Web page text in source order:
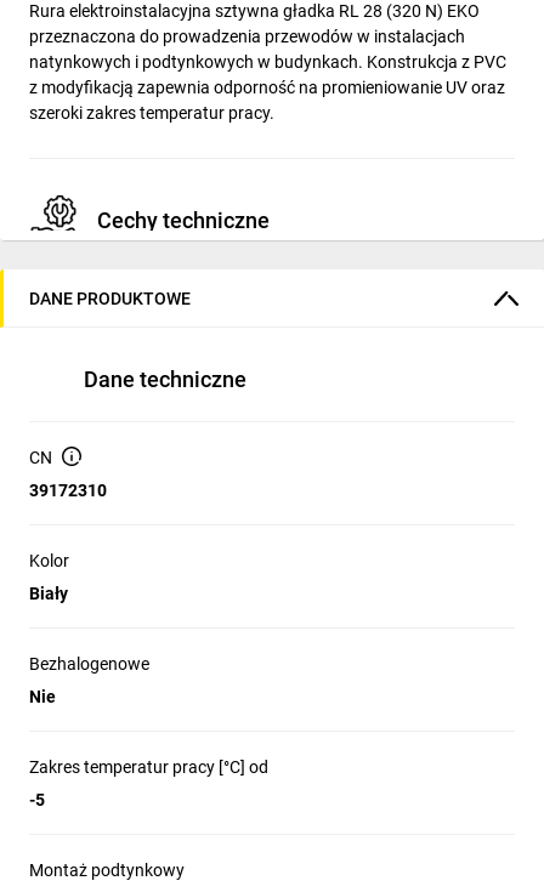
Rura elektroinstalacyjna sztywna gładka RL 28 (320 N) EKO
przeznaczona do prowadzenia przewodów w instalacjach
natynkowych i podtynkowych w budynkach. Konstrukcja z PVC
z modyfikacją zapewnia odporność na promieniowanie UV oraz
szeroki zakres temperatur pracy.
Cechy techniczne
gładka.
Zakres temperatur pracy: od -5°C do +60°C; zalecany
produktu), nieprzeznaczona do stałej instalacji
zewnętrznej.
Nie przeznaczona do układania w betonie, w ziemi ani do
instalacji podpowierzchniowych (wylewka).
mocowania/uchwyty.
Zastosowanie produktu
DANE PRODUKTOWE
Dane techniczne
CN
39172310
Kolor
Biały
Bezhalogenowe
Nie
Zakres temperatur pracy [°C] od
-5
Montaż podtynkowy